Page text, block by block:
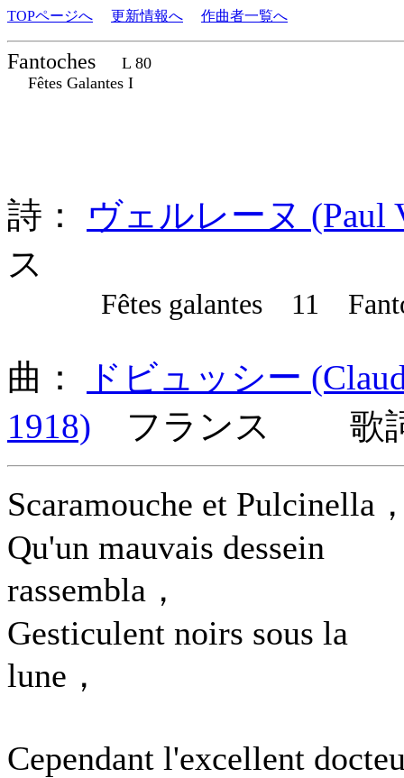
TOPページへ 更新情報へ 作曲者一覧へ
Fantoches
L 80
Fêtes Galantes I
詩： ヴェルレーヌ (Paul
ス
Fêtes galantes 11
曲：
ドビュッシー
1918) フランス 歌詞
Scaramouche et Pulcinella
Qu'un mauvais dessein
rassembla，
Gesticulent noirs sous la
lune，
Cependant l'excellent